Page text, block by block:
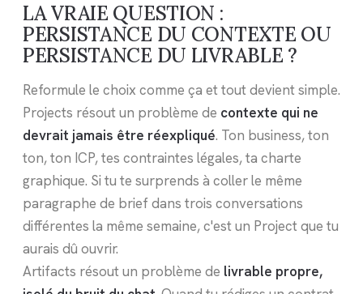
LA VRAIE QUESTION :
PERSISTANCE DU CONTEXTE OU
PERSISTANCE DU LIVRABLE ?
Reformule le choix comme ça et tout devient simple.
Projects résout un problème de contexte qui ne
devrait jamais être réexpliqué. Ton business, ton
ton, ton ICP, tes contraintes légales, ta charte
graphique. Si tu te surprends à coller le même
paragraphe de brief dans trois conversations
différentes la même semaine, c'est un Project que tu
aurais dû ouvrir.
Artifacts résout un problème de livrable propre,